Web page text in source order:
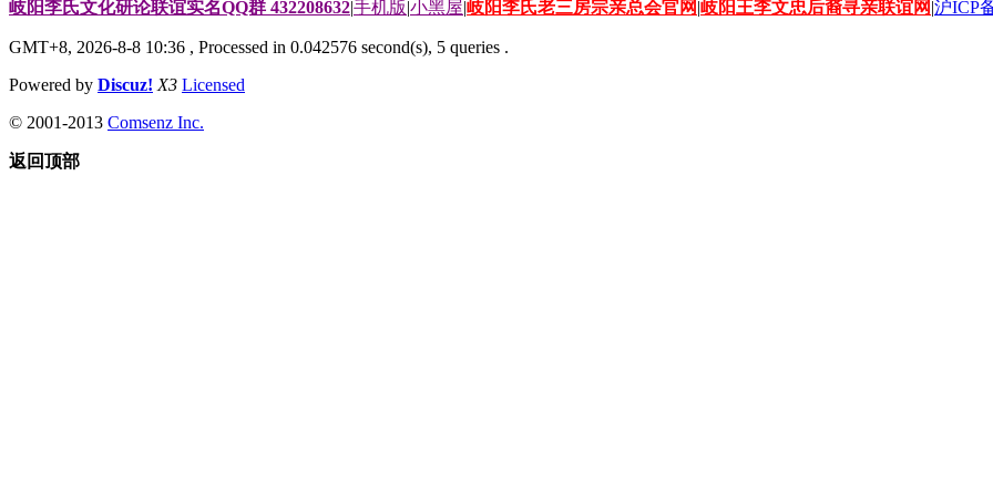
岐阳李氏文化研论联谊实名QQ群 432208632|手机版|小黑屋|岐阳李氏老三房宗亲总会官网|岐阳王李文忠后裔寻亲联谊网|沪ICP
GMT+8, 2026-8-8 10:36 , Processed in 0.042576 second(s), 5 queries .
Powered by Discuz! X3 Licensed
© 2001-2013 Comsenz Inc.
返回顶部